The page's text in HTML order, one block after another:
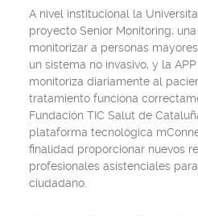
A nivel institucional la
proyecto Senior Monitoring,
monitorizar a personas
un sistema no invasivo, y la
monitoriza diariamente al
tratamiento funciona
Fundación TIC Salut de
plataforma tecnológica
finalidad proporcionar nuevos
profesionales asistenciales
ciudadano.